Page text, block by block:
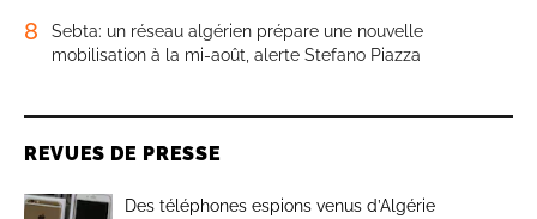
8
Sebta: un réseau algérien prépare une nouvelle
mobilisation à la mi-août, alerte Stefano Piazza
REVUES DE PRESSE
Des téléphones espions venus d’Algérie